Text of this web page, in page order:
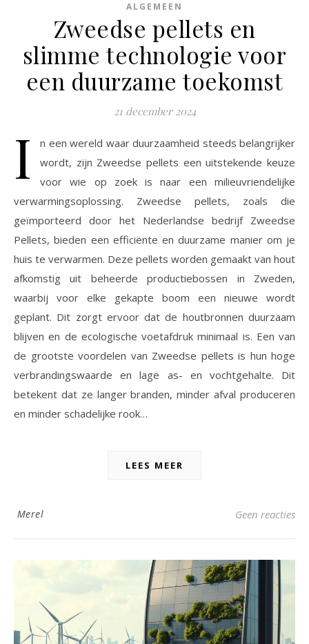
ALGEMEEN
Zweedse pellets en
slimme technologie voor
een duurzame toekomst
21 december 2024
I
n een wereld waar duurzaamheid steeds belangrijker
wordt, zijn Zweedse pellets een uitstekende keuze
voor wie op zoek is naar een milieuvriendelijke
verwarmingsoplossing. Zweedse pellets, zoals die
geïmporteerd door het Nederlandse bedrijf Zweedse
Pellets, bieden een efficiënte en duurzame manier om je
huis te verwarmen. Deze pellets worden gemaakt van hout
afkomstig uit beheerde productiebossen in Zweden,
waarbij voor elke gekapte boom een nieuwe wordt
geplant. Dit zorgt ervoor dat de houtbronnen duurzaam
blijven en de ecologische voetafdruk minimaal is. Een van
de grootste voordelen van Zweedse pellets is hun hoge
verbrandingswaarde en lage as- en vochtgehalte. Dit
betekent dat ze langer branden, minder afval produceren
en minder schadelijke rook…
LEES MEER
Merel Geen reacties